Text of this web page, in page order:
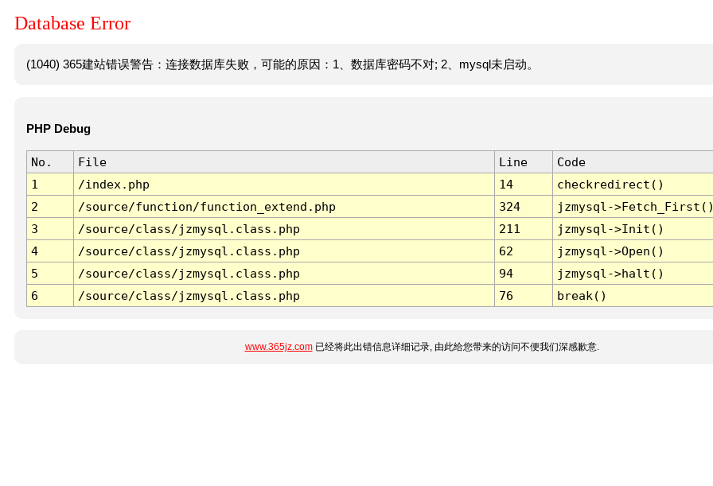
Database Error
(1040) 365建站错误警告：连接数据库失败，可能的原因：1、数据库密码不对; 2、mysql未启动。
PHP Debug
No. File Line
Code
1
/index.php 14
checkredirect()
2
/source/function/function_extend.php 324
jzmysql-
3
/source/class/jzmysql.class.php 211
jzmysql->Init()
4
/source/class/jzmysql.class.php 62
jzmysql->Open()
5
/source/class/jzmysql.class.php 94
jzmysql->halt()
6
/source/class/jzmysql.class.php 76 break()
www.365jz.com已经将此出错信息详细记录, 由此给您带来的访问不便我们深感歉意.